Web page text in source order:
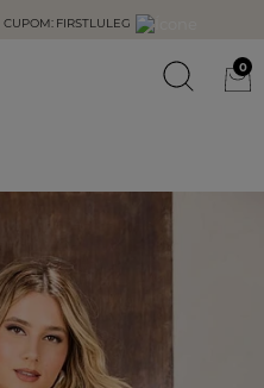
CUPOM: FIRSTLULEG
0